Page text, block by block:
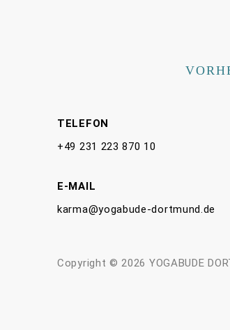
TELEFON
+49 231 223 870 10
E-MAIL
karma@yogabude-dortmund.de
Copyright © 2026 YOGABUDE